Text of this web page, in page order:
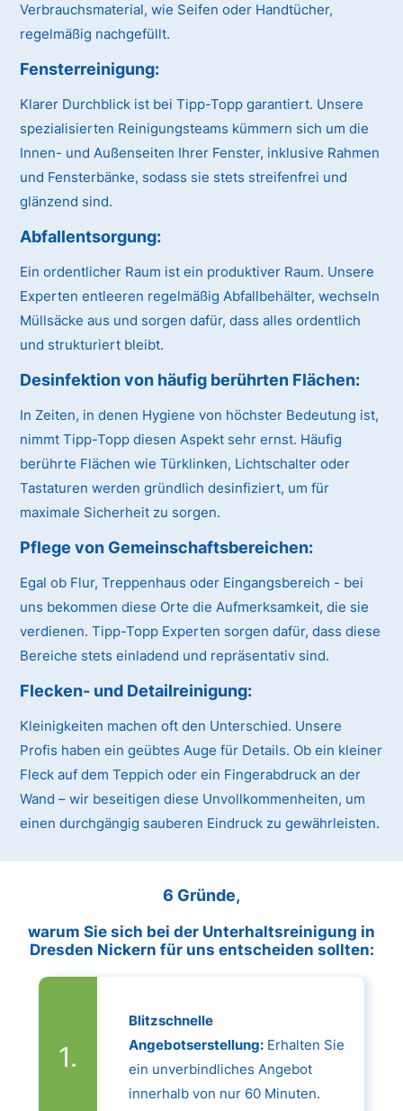
Verbrauchsmaterial, wie Seifen oder Handtücher,
regelmäßig nachgefüllt.
Fensterreinigung:
Klarer Durchblick ist bei Tipp-Topp garantiert. Unsere
spezialisierten Reinigungsteams kümmern sich um die
Innen- und Außenseiten Ihrer Fenster, inklusive Rahmen
und Fensterbänke, sodass sie stets streifenfrei und
glänzend sind.
Abfallentsorgung:
Ein ordentlicher Raum ist ein produktiver Raum. Unsere
Experten entleeren regelmäßig Abfallbehälter, wechseln
Müllsäcke aus und sorgen dafür, dass alles ordentlich
und strukturiert bleibt.
Desinfektion von häufig berührten Flächen:
In Zeiten, in denen Hygiene von höchster Bedeutung ist,
nimmt Tipp-Topp diesen Aspekt sehr ernst. Häufig
berührte Flächen wie Türklinken, Lichtschalter oder
Tastaturen werden gründlich desinfiziert, um für
maximale Sicherheit zu sorgen.
Pflege von Gemeinschaftsbereichen:
Egal ob Flur, Treppenhaus oder Eingangsbereich - bei
uns bekommen diese Orte die Aufmerksamkeit, die sie
verdienen. Tipp-Topp Experten sorgen dafür, dass diese
Bereiche stets einladend und repräsentativ sind.
Flecken- und Detailreinigung:
Kleinigkeiten machen oft den Unterschied. Unsere
Profis haben ein geübtes Auge für Details. Ob ein kleiner
Fleck auf dem Teppich oder ein Fingerabdruck an der
Wand – wir beseitigen diese Unvollkommenheiten, um
einen durchgängig sauberen Eindruck zu gewährleisten.
6 Gründe,
warum Sie sich bei der Unterhaltsreinigung in
Dresden Nickern für uns entscheiden sollten:
Blitzschnelle
Angebotserstellung:Erhalten Sie
ein unverbindliches Angebot
innerhalb von nur 60 Minuten.